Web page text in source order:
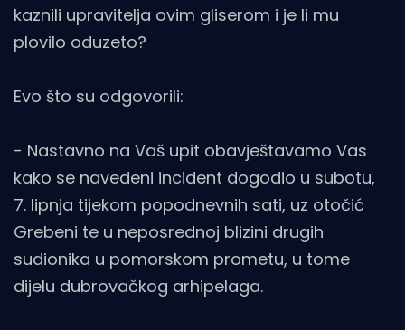
kaznili upravitelja ovim gliserom i je li mu
plovilo oduzeto?
Evo što su odgovorili:
- Nastavno na Vaš upit obavještavamo Vas
kako se navedeni incident dogodio u subotu,
7. lipnja tijekom popodnevnih sati, uz otočić
Grebeni te u neposrednoj blizini drugih
sudionika u pomorskom prometu, u tome
dijelu dubrovačkog arhipelaga.